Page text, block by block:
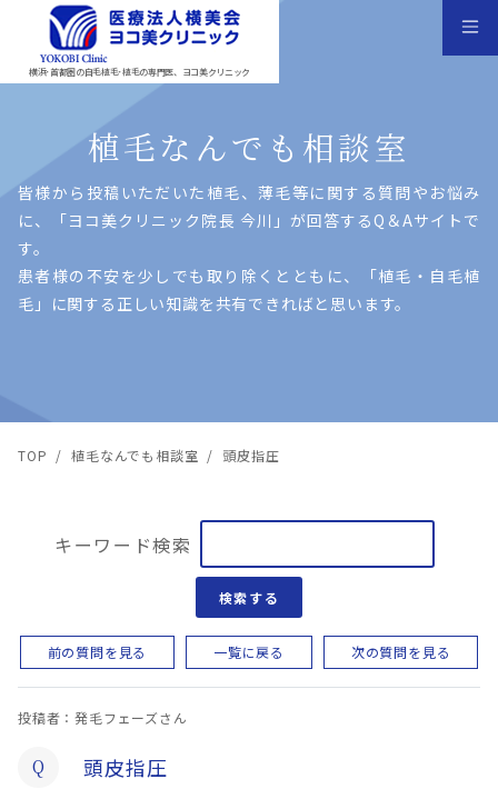
横浜･首都圏の自毛植毛･植毛の専門医、ヨコ美クリニック
植毛なんでも相談室
皆様から投稿いただいた植⽑、薄⽑等に関する質問やお悩み
に、「ヨコ美クリニック院⻑ 今川」が回答するQ＆Aサイトで
す。
患者様の不安を少しでも取り除くとともに、「植⽑・⾃⽑植
⽑」に関する正しい知識を共有できればと思います。
TOP / 植毛なんでも相談室 / 頭皮指圧
キーワード検索
検索する
前の質問を見る 一覧に戻る 次の質問を見る
投稿者：発毛フェーズさん
Q 頭皮指圧